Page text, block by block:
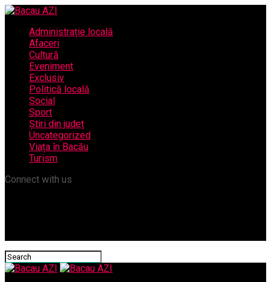
Administrație locală
Afaceri
Cultură
Eveniment
Exclusiv
Politică locală
Social
Sport
Știri din județ
Uncategorized
Viața în Bacău
Turism
Connect with us